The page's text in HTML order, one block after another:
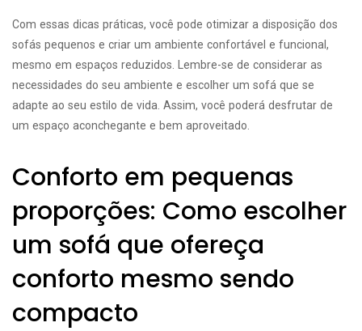
Com essas dicas práticas, você pode otimizar a disposição dos
sofás pequenos e criar um ambiente confortável e funcional,
mesmo em espaços reduzidos. Lembre-se de considerar as
necessidades do seu ambiente e escolher um sofá que se
adapte ao seu estilo de vida. Assim, você poderá desfrutar de
um espaço aconchegante e bem aproveitado.
Conforto em pequenas
proporções: Como escolher
um sofá que ofereça
conforto mesmo sendo
compacto